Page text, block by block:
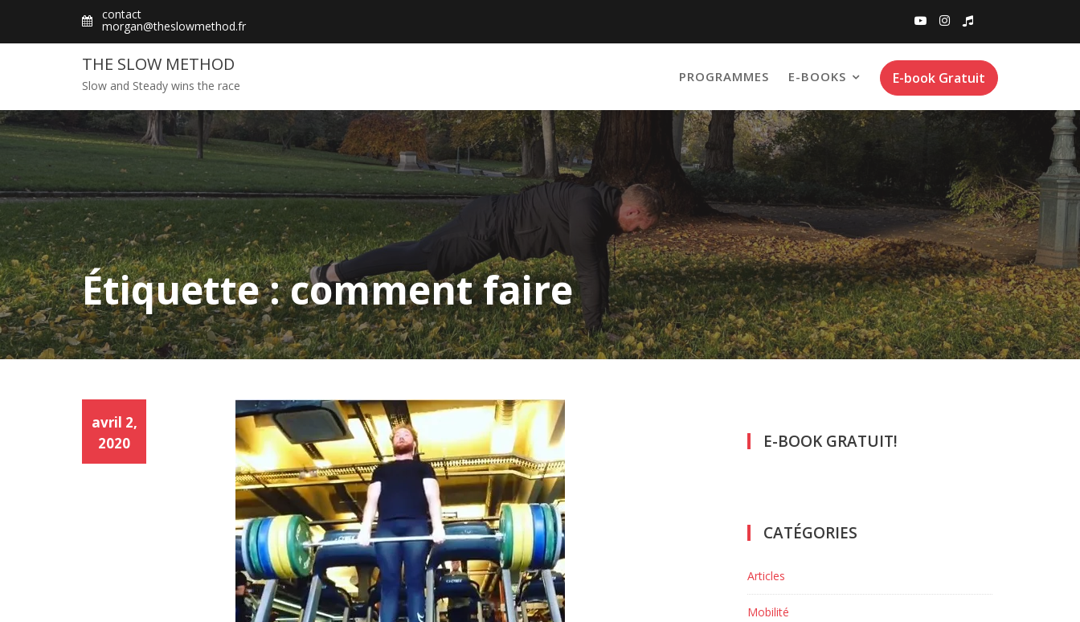
content
contact
morgan@theslowmethod.fr
THE SLOW METHOD
Slow and Steady wins the race E-book Gratuit
PROGRAMMES E-BOOKS
Étiquette : comment faire
avril 2,
2020
E-BOOK GRATUIT!
CATÉGORIES
Articles
Mobilité